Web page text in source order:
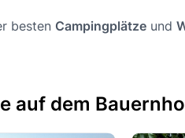
besten Campingplätze und
auf dem